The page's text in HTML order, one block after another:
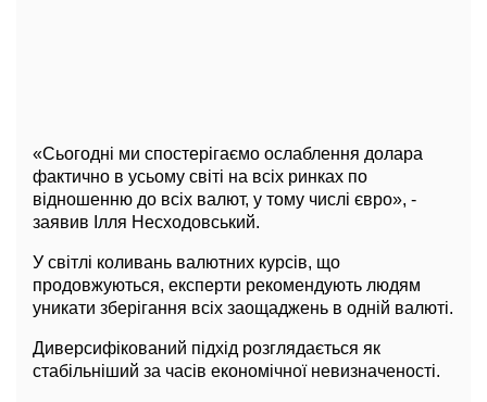
«Сьогодні ми спостерігаємо ослаблення долара
фактично в усьому світі на всіх ринках по
відношенню до всіх валют, у тому числі євро», -
заявив Ілля Несходовський.
У світлі коливань валютних курсів, що
продовжуються, експерти рекомендують людям
уникати зберігання всіх заощаджень в одній валюті.
Диверсифікований підхід розглядається як
стабільніший за часів економічної невизначеності.